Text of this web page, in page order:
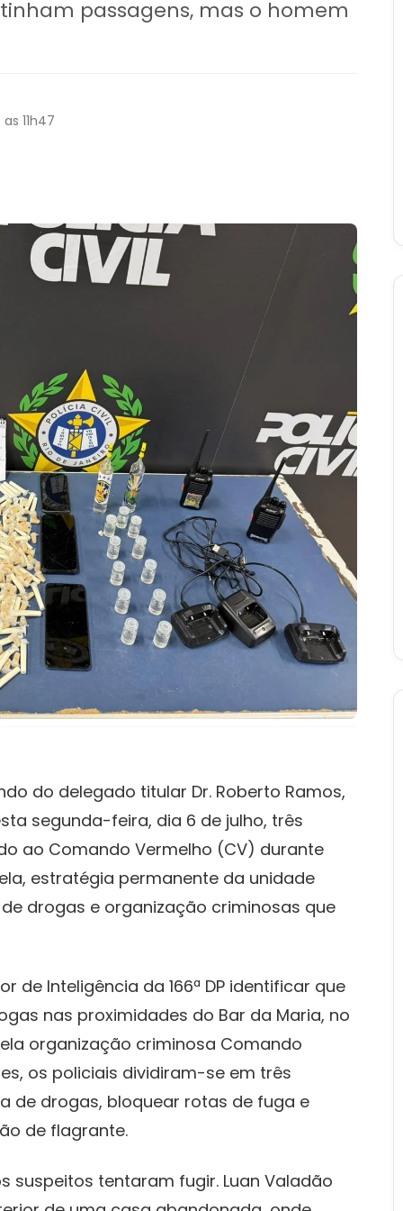
passagens, mas o homem
11h47
do delegado titular Dr. Roberto Ramos,
segunda-feira, dia 6 de julho, três
ao Comando Vermelho (CV) durante
estratégia permanente da unidade
drogas e organização criminosas que
de Inteligência da 166ª DP identificar que
nas proximidades do Bar da Maria, no
organização criminosa Comando
os policiais dividiram-se em três
de drogas, bloquear rotas de fuga e
de flagrante.
suspeitos tentaram fugir. Luan Valadão